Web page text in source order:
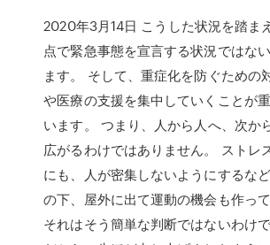
2020年3月14日 こうした状況を踏ま
点で緊急事態を宣言する状況ではな
ます。 そして、重症化を防ぐための
や医療の支援を集中していくことが
います。 つまり、人から人へ、次か
広がるわけではありません。 ストレ
にも、人が密集しないようにするな
の下、屋外に出て運動の機会も作って
それはそう簡単な判断ではないわけで